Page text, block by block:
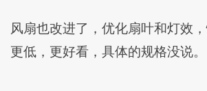
风扇也改进了，优化扇叶和灯效
更低，更好看，具体的规格没说。